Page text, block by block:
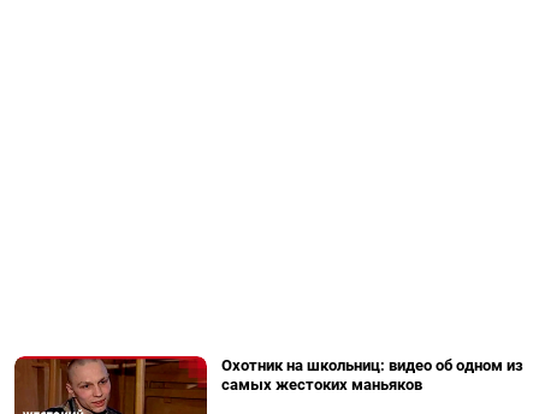
Охотник на школьниц: видео об одном из
самых жестоких маньяков